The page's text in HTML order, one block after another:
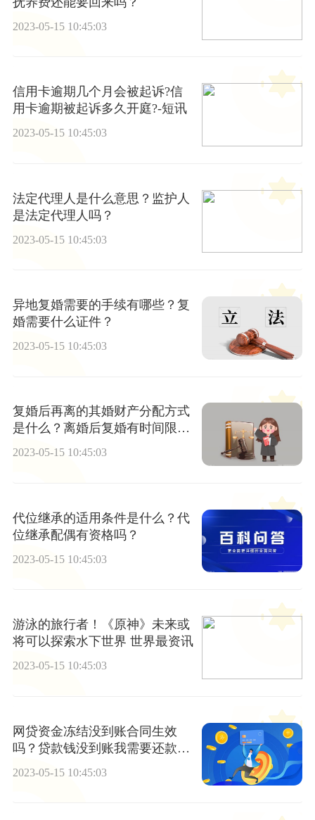
2023-05-15 10:45:03
信用卡逾期几个月会被起诉?信
用卡逾期被起诉多久开庭?-短讯
2023-05-15 10:45:03
法定代理人是什么意思？监护人
是法定代理人吗？
2023-05-15 10:45:03
异地复婚需要的手续有哪些？复
婚需要什么证件？
2023-05-15 10:45:03
复婚后再离的其婚财产分配方式
是什么？离婚后复婚有时间限制
吗？
2023-05-15 10:45:03
代位继承的适用条件是什么？代
位继承配偶有资格吗？
2023-05-15 10:45:03
游泳的旅行者！《原神》未来或
将可以探索水下世界 世界最资讯
2023-05-15 10:45:03
网贷资金冻结没到账合同生效
吗？贷款钱没到账我需要还款
2023-05-15 10:45:03